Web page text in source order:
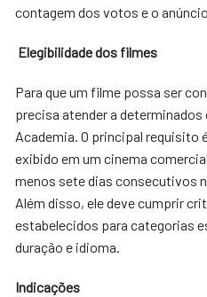
contagem dos votos e o
Elegibilidade dos filmes
Para que um filme possa ser
precisa atender a
Academia. O principal requisito
exibido em um cinema
menos sete dias consecutivos
Além disso, ele deve cumprir
estabelecidos para categorias
duração e idioma.
Indicações